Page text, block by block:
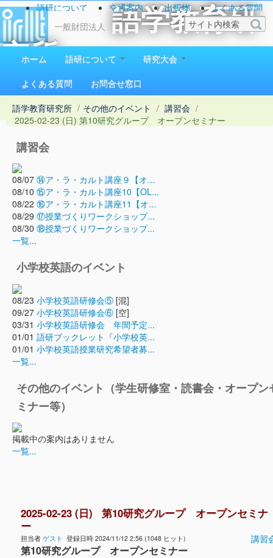
一般財団法人
語学教育研
究所
1923（大正12）年創立
語研について 交通案内 出版物
よくある質問
お問い合わせ
ホーム 語研について
研究大会
よくある質問
お問合せ窓口
語学教育研究所 / その他のイベント / 講習会 /
2025-02-23 (日) 第10研究グループ オープンセミナー
講習会
08/07 ⑭ア・ラ・カルト講座９【オ...
08/10 ⑮ア・ラ・カルト講座10【OL...
08/22 ⑯ア・ラ・カルト講座11【オ...
08/29 ⑰授業づくりワークショップ...
08/30 ⑱授業づくりワークショップ...
一覧...
小学校英語のイベント
08/23 小学校英語研修会⑤ [混]
09/27 小学校英語研修会⑥ [空]
03/31 小学校英語研修会 年間予定...
01/01 語研ブックレット『小学校英...
01/01 小学校英語授業研究希望者募...
一覧...
その他のイベント（学生研修室・読書会・オープン
ミナー等）
掲載中の案内はありません
一覧...
2025-02-23 (日) 第10研究グループ オープンセミナ
ー
講習
担当者 ゲスト 登録日時 2024/11/12 2:56 (1048 ヒット)
第10研究グループ オープンセミナー